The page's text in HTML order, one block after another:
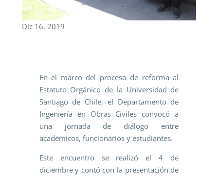
Dic 16, 2019
En el marco del proceso de reforma al
Estatuto Orgánico de la Universidad de
Santiago de Chile, el Departamento de
Ingeniería en Obras Civiles convocó a
una jornada de diálogo entre
académicos, funcionarios y estudiantes.
Este encuentro se realizó el 4 de
diciembre y contó con la presentación de